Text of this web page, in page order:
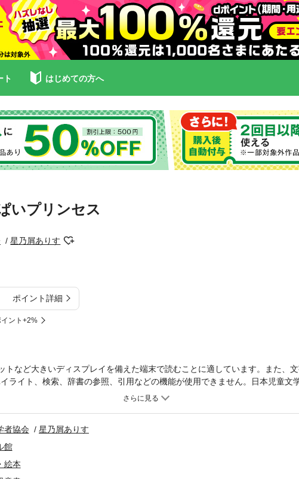
ト はじめての方へ
いプリンセス
星乃屑ありす
ポイント詳細
ント+2%
トなど大きいディスプレイを備えた端末で読むことに適しています。また、
ライト、検索、辞書の参照、引用などの機能が使用できません。日本児童文
作家がプリンセスを描く、とっておきの低学年向け〈短編アンソロジーシリー
しろ 作／二宮由紀子2.リボンのおひめさまとおはりこちゃん 作／大久保雨
佐4.ステキなしょうたいじょう 作／吉田純子5.楽しい「ぶんどうかい」 作
者協会
星乃屑ありす
館
絵本